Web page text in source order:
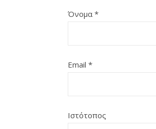
Όνομα *
Email *
Ιστότοπος